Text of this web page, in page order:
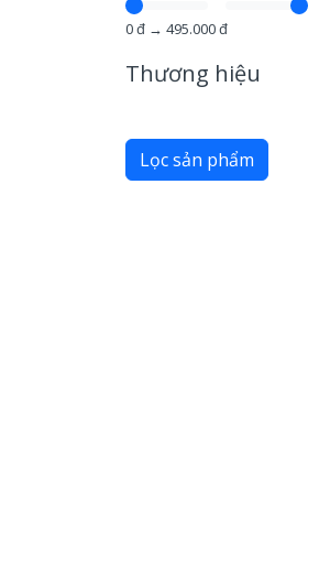
0đ → 495.000đ
Thương hiệu
Lọc sản phẩm